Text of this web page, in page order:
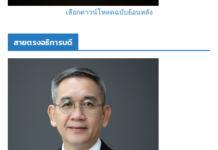
เลือกดาวน์โหลดฉบับย้อนหลัง
สายตรงอธิการบดี